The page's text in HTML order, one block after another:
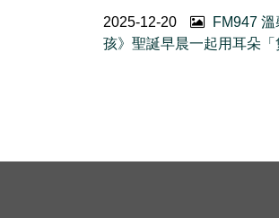
2025-12-20
FM947
孩》聖誕早晨一起用耳朵「